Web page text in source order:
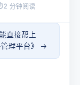
2 分钟阅读
能直接帮上
理平台》 →